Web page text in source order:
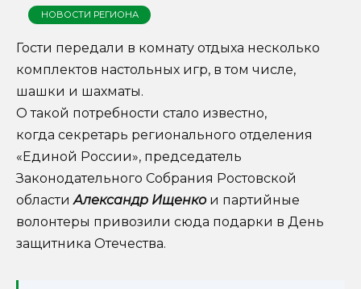
НОВОСТИ РЕГИОНА
Гости передали в комнату отдыха несколько
комплектов настольных игр, в том числе,
шашки и шахматы.
О такой потребности стало известно,
когда секретарь регионального отделения
«Единой России», председатель
Законодательного Собрания Ростовской
области Александр Ищенкои партийные
волонтеры привозили сюда подарки в День
защитника Отечества.